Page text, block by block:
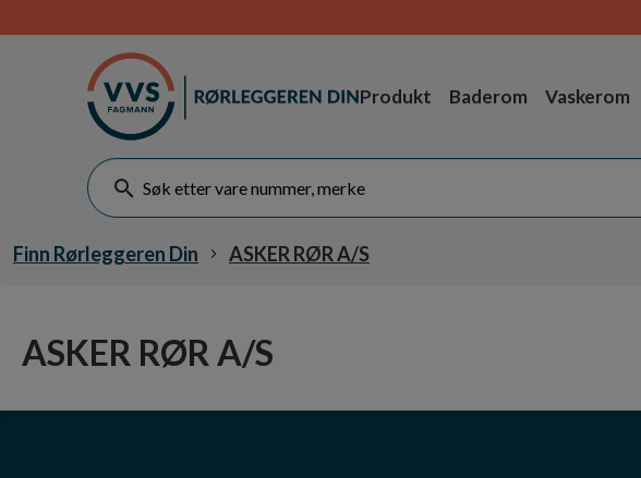
Produkt Baderom Vaskerom
Finn Rørleggeren Din ASKER RØR A/S
ASKER RØR A/S